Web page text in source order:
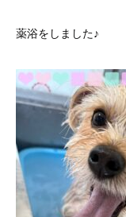
薬浴をしました♪